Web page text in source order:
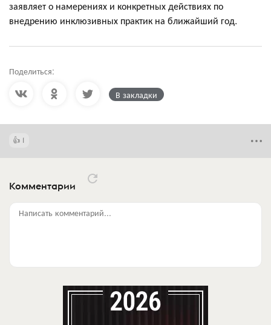
заявляет о намерениях и конкретных действиях по
внедрению инклюзивных практик на ближайший год.
Поделиться:
В закладки
1
Комментарии
Написать комментарий...